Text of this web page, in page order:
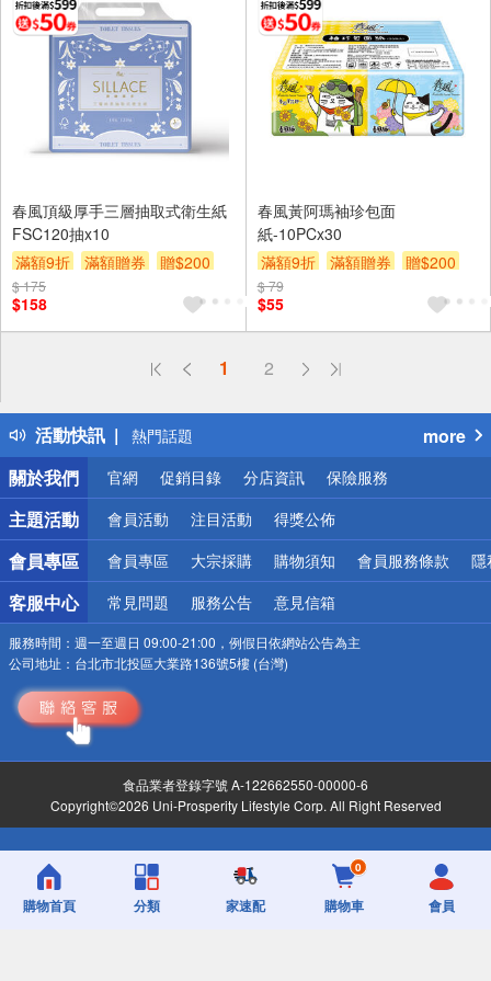
春風頂級厚手三層抽取式衛生紙
FSC120抽x10
滿額9折
滿額贈券 贈$200
$ 175
$158
春風黃阿瑪袖珍包面
紙-10PCx30
滿額9折
滿額贈券 贈$200
$ 79
$55
1 2
活動快訊
偏遠地區配送
得獎公告
熱門話題
銀行優惠
偏遠地區配送
詐騙網頁！請小心！
more
關於我們
官網 促銷目錄 分店資訊 保險服務
主題活動 會員活動 注目活動 得獎公佈
會員專區 會員專區 大宗採購 購物須知 會員服務條款 隱
客服中心 常見問題 服務公告 意見信箱
服務時間： 週一至週日 09:00-21:00，例假日依網站公告為主
公司地址： 台北市北投區大業路136號5樓 (台灣)
食品業者登錄字號 A-122662550-00000-6
Copyright©2026 Uni-Prosperity Lifestyle Corp. All Right Reserved
購物首頁 分類 家速配
0
購物車 會員